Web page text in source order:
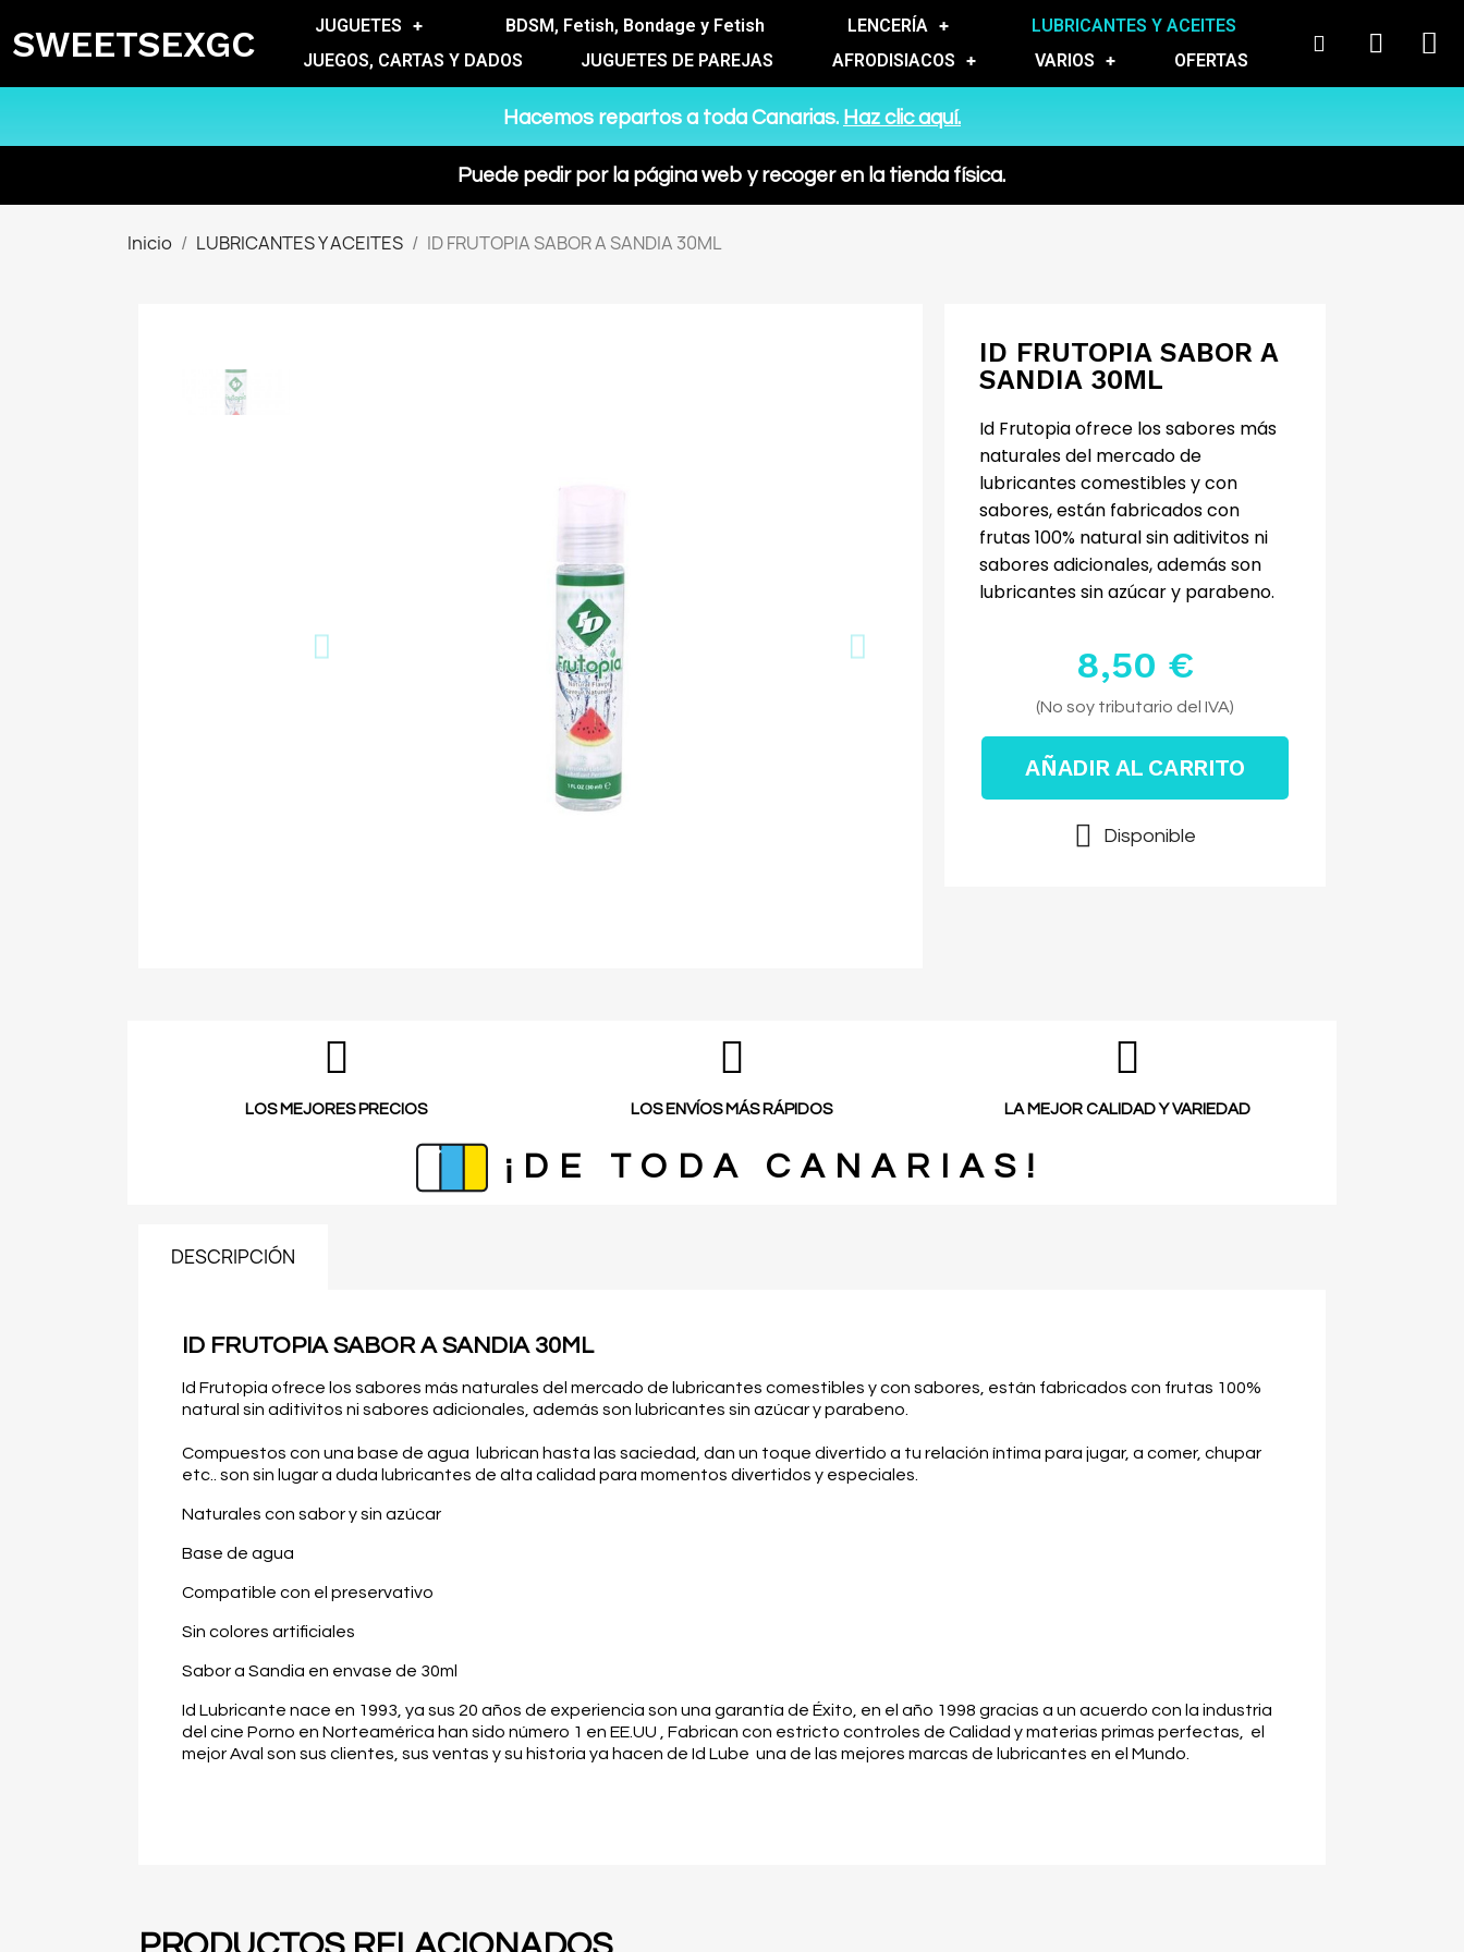
SWEETSEXGC JUGUETES BDSM, Fetish, Bondage y Fetish LENCERÍA
LUBRICANTES Y ACEITES
JUEGOS, CARTAS Y DADOS
JUGUETES DE PAREJAS AFRODISIACOS VARIOS OFERTAS
Hacemos repartos a toda Canarias. Haz clic aquí.
Puede pedir por la página web y recoger en la tienda física.
Inicio LUBRICANTES Y ACEITES ID FRUTOPIA SABOR A SANDIA 30ML
ID FRUTOPIA SABOR A
SANDIA 30ML
Id Frutopia ofrece los sabores más
naturales del mercado de
lubricantes comestibles y con
sabores, están fabricados con
frutas 100% natural sin aditivitos ni
sabores adicionales, además son
lubricantes sin azúcar y parabeno.
8,50 €
Impuestos excluidos
(No soy tributario del IVA)
AÑADIR AL CARRITO
Disponible
LOS MEJORES PRECIOS LOS ENVÍOS MÁS RÁPIDOS LA MEJOR CALIDAD Y VARIEDAD
¡DE TODA CANARIAS!
DESCRIPCIÓN
ID FRUTOPIA SABOR A SANDIA 30ML
Id Frutopia ofrece los sabores más naturales del mercado de lubricantes comestibles y con sabores, están fabricados con frutas 100%
natural sin aditivitos ni sabores adicionales, además son lubricantes sin azúcar y parabeno.
Compuestos con una base de agua lubrican hasta las saciedad, dan un toque divertido a tu relación íntima para jugar, a comer, chupar
etc.. son sin lugar a duda lubricantes de alta calidad para momentos divertidos y especiales.
Naturales con sabor y sin azúcar
Base de agua
Compatible con el preservativo
Sin colores artificiales
Sabor a Sandia en envase de 30ml
Id Lubricante nace en 1993, ya sus 20 años de experiencia son una garantía de Éxito, en el año 1998 gracias a un acuerdo con la industria
del cine Porno en Norteamérica han sido número 1 en EE.UU , Fabrican con estricto controles de Calidad y materias primas perfectas, el
mejor Aval son sus clientes, sus ventas y su historia ya hacen de Id Lube una de las mejores marcas de lubricantes en el Mundo.